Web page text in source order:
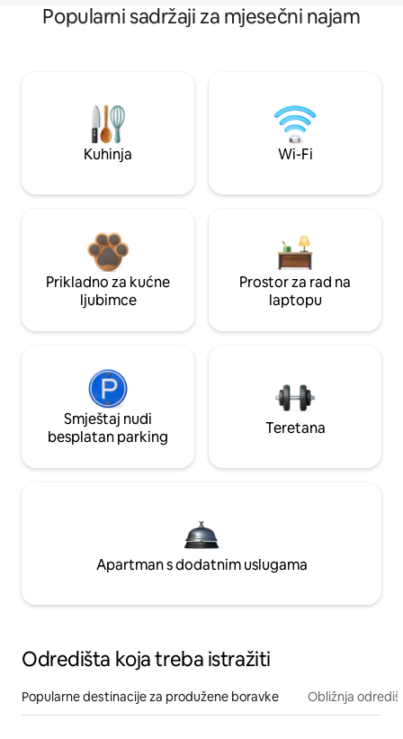
Popularni sadržaji za mjesečni najam
Kuhinja Wi-Fi
Prikladno za kućne
ljubimce
Prostor za rad na
laptopu
Smještaj nudi
besplatan parking
Teretana
Apartman s dodatnim uslugama
Odredišta koja treba istražiti
Popularne destinacije za produžene boravke Obližnja